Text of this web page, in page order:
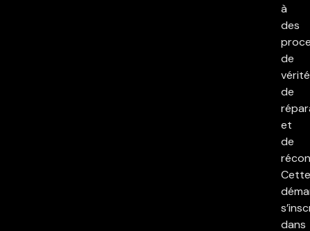
à
des
de
de
et
de
Cette
dans